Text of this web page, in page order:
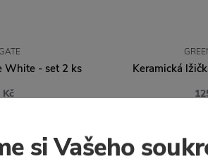
White - set 2 ks
Kč
Keramická
si Vašeho